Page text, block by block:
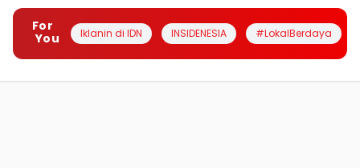
For
You
Iklanin di IDN INSIDENESIA #LokalBerdaya